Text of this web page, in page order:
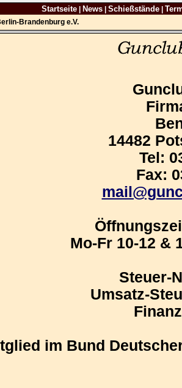
Startseite| News| Schießstände|
Brandenburg e.V.
14482
Tel:
Fax:
Mo-Fr 10-12 &
Steuer-
Umsatz-
im Bund